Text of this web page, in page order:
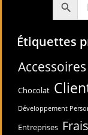
Étiquettes
Accessoires
Chocolat
Développement
Entreprises Frais